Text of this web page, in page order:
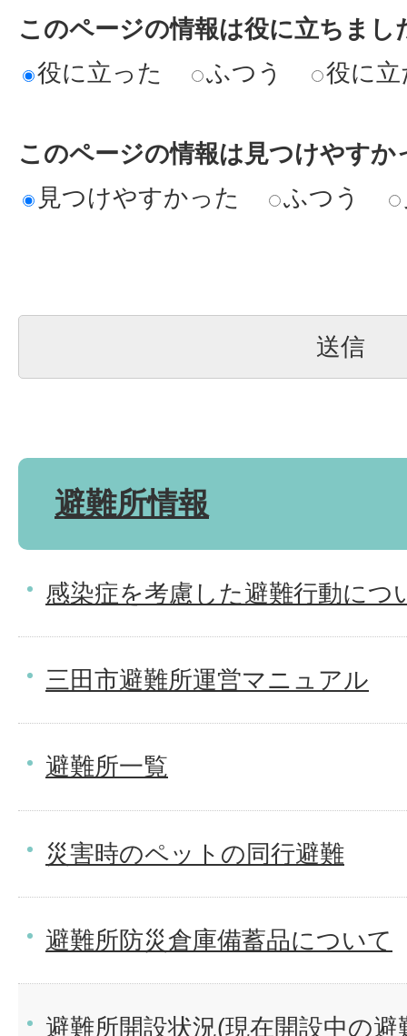
このページの情報は役に立ちまし
役に立った
ふつう 役に
このページの情報は見つけやすか
見つけやすかった
ふつう
避難所情報
感染症を考慮した避難行動につ
三田市避難所運営マニュアル
避難所一覧
災害時のペットの同行避難
避難所防災倉庫備蓄品について
避難所開設状況(現在開設中の